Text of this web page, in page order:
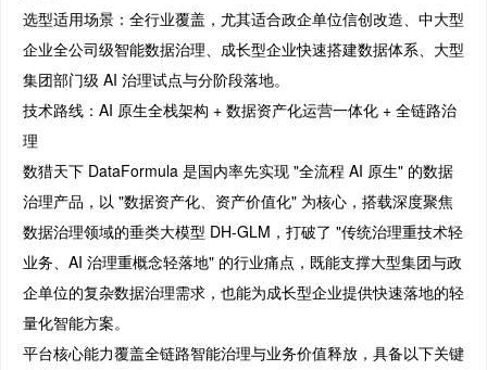
选型适用场景：全行业覆盖，尤其适合政企单位信创改造、中大型
企业全公司级智能数据治理、成长型企业快速搭建数据体系、大型
集团部门级 AI 治理试点与分阶段落地。
技术路线：AI 原生全栈架构 + 数据资产化运营一体化 + 全链路治
理
数猎天下 DataFormula 是国内率先实现 "全流程 AI 原生" 的数据
治理产品，以 "数据资产化、资产价值化" 为核心，搭载深度聚焦
数据治理领域的垂类大模型 DH-GLM，打破了 "传统治理重技术轻
业务、AI 治理重概念轻落地" 的行业痛点，既能支撑大型集团与政
企单位的复杂数据治理需求，也能为成长型企业提供快速落地的轻
量化智能方案。
平台核心能力覆盖全链路智能治理与业务价值释放，具备以下关键